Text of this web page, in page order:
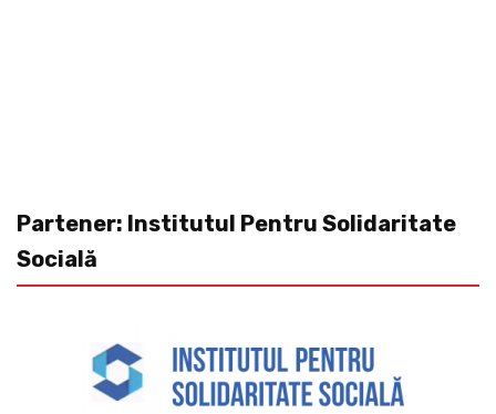
Partener: Institutul Pentru Solidaritate
Socială